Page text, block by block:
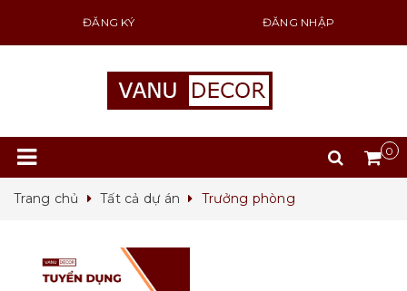
ĐĂNG KÝ ĐĂNG NHẬP
0
Trang chủ Tất cả dự án Trưởng phòng